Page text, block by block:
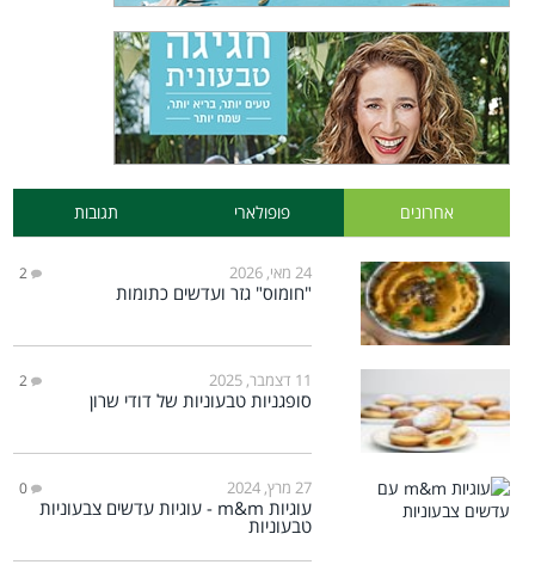
אחרונים פופולארי תגובות
24 מאי, 2026 2
"חומוס" גזר ועדשים כתומות
11 דצמבר, 2025 2
סופגניות טבעוניות של דודי שרון
27 מרץ, 2024 0
עוגיות m&m - עוגיות עדשים צבעוניות
טבעוניות